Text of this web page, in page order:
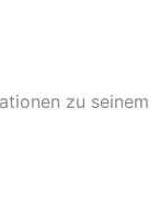
zu seinem